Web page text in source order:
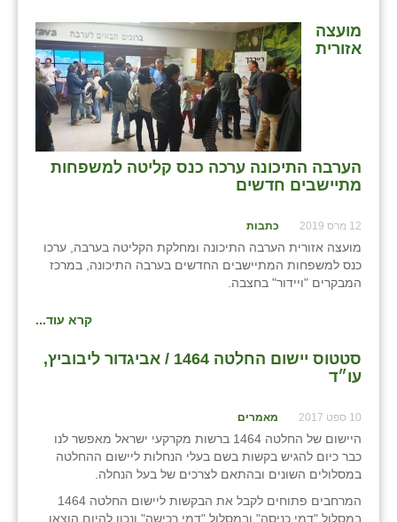
מועצה
אזורית
הערבה התיכונה ערכה כנס קליטה למשפחות
מתיישבים חדשים
12 מרס 2019 כתבות
מועצה אזורית הערבה התיכונה ומחלקת הקליטה בערבה, ערכו
כנס למשפחות המתיישבים החדשים בערבה התיכונה, במרכז
המבקרים "ויידור" בחצבה.
קרא עוד...
סטטוס יישום החלטה 1464 / אביגדור ליבוביץ,
עו״ד
10 ספט 2017 מאמרים
היישום של החלטה 1464 ברשות מקרקעי ישראל מאפשר לנו
כבר כיום להגיש בקשות בשם בעלי הנחלות ליישום ההחלטה
במסלולים השונים ובהתאם לצרכים של בעל הנחלה.
המרחבים פתוחים לקבל את הבקשות ליישום החלטה 1464
במסלול "דמי כניסה" ובמסלול "דמי רכישה" ונכון להיום הוצאו